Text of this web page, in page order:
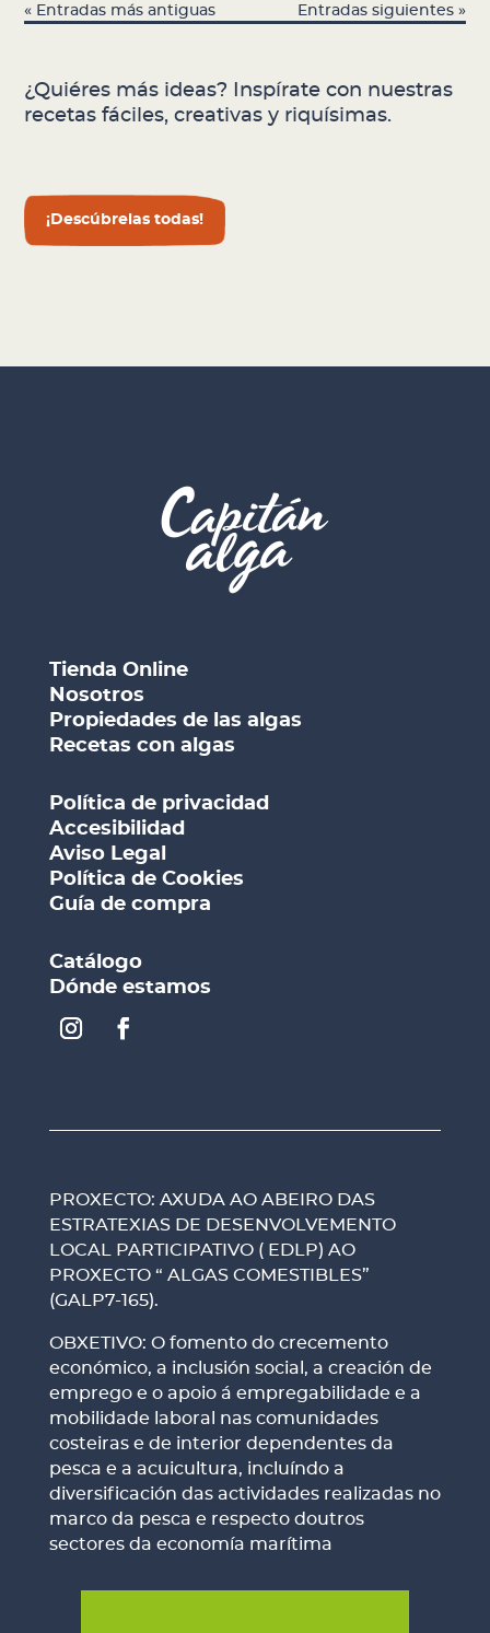
« Entradas más antiguas Entradas siguientes »
¿Quiéres más ideas? Inspírate con nuestras
recetas fáciles, creativas y riquísimas.
¡Descúbrelas todas!
Tienda Online
Nosotros
Propiedades de las algas
Recetas con algas
Política de privacidad
Accesibilidad
Aviso Legal
Política de Cookies
Guía de compra
Catálogo
Dónde estamos
PROXECTO: AXUDA AO ABEIRO DAS
ESTRATEXIAS DE DESENVOLVEMENTO
LOCAL PARTICIPATIVO ( EDLP) AO
PROXECTO “ ALGAS COMESTIBLES”
(GALP7-165).
OBXETIVO: O fomento do crecemento
económico, a inclusión social, a creación de
emprego e o apoio á empregabilidade e a
mobilidade laboral nas comunidades
costeiras e de interior dependentes da
pesca e a acuicultura, incluíndo a
diversificación das actividades realizadas no
marco da pesca e respecto doutros
sectores da economía marítima